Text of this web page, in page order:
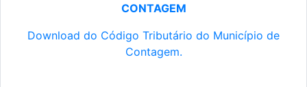
CONTAGEM
Download do Código Tributário do Município de
Contagem.